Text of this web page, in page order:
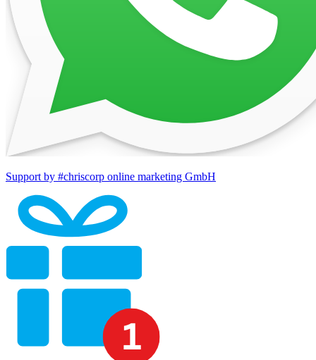
Support by #chriscorp online marketing GmbH